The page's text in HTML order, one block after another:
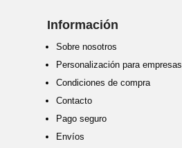
Información
Sobre nosotros
Personalización para empresas
Condiciones de compra
Contacto
Pago seguro
Envíos